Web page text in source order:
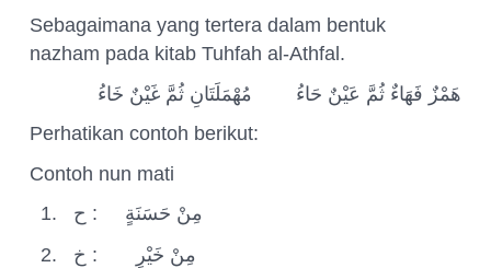
Sebagaimana yang tertera dalam bentuk
nazham pada kitab Tuhfah al-Athfal.
هَمْزٌ فَهَاءٌ ثُمَّ عَيْنٌ حَاءُ
مُهْمَلَتَانِ ثُمَّ غَيْنٌ خَاءُ
Perhatikan contoh berikut:
Contoh nun mati
1.
ح :
مِنْ حَسَنَةٍ
2.
خ :
مِنْ خَيْرٍ